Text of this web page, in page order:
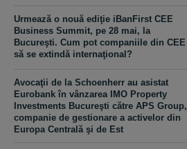
Urmează o nouă ediţie iBanFirst CEE
Business Summit, pe 28 mai, la
Bucureşti. Cum pot companiile din CEE
să se extindă internaţional?
Avocaţii de la Schoenherr au asistat
Eurobank în vânzarea IMO Property
Investments Bucureşti către APS Group,
companie de gestionare a activelor din
Europa Centrală şi de Est